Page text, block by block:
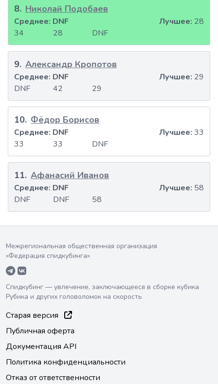
8. Николай Подобаев
34 28 DNF
Среднее: DNF Лучшее: 28
9. Александр Кропотов
DNF 42 29
Среднее: DNF Лучшее: 29
10. Фёдор Борисов
33 33 DNF
Среднее: DNF Лучшее: 33
11. Афанасий Иванов
DNF DNF 58
Среднее: DNF Лучшее: 58
Межрегиональная общественная организация
«Федерация спидкубинга»
Спидкубинг — увлечение, заключающееся в сборке кубика
Рубика и других головоломок на скорость
Старая версия
Публичная оферта
Документация API
Политика конфиденциальности
Отказ от ответственности